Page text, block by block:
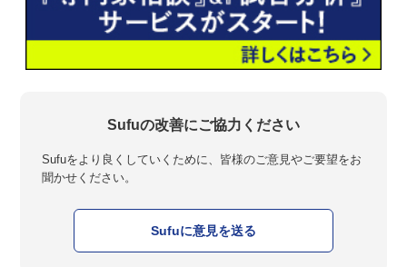
Sufuの改善にご協力ください
Sufuをより良くしていくために、皆様のご意見やご要望をお
聞かせください。
Sufuに意見を送る